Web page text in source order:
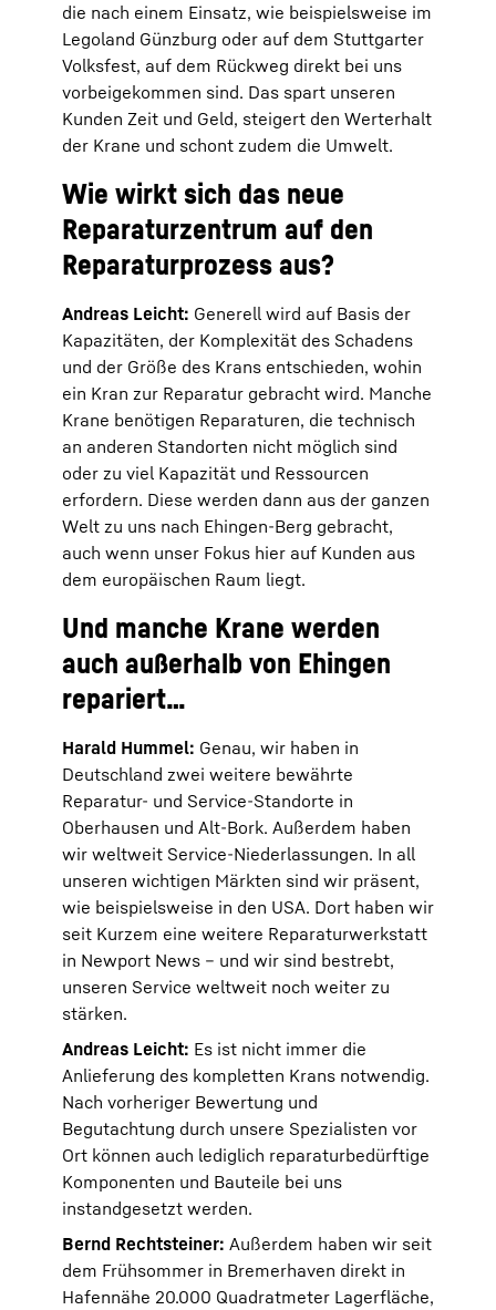
die nach einem Einsatz, wie beispielsweise im
Legoland Günzburg oder auf dem Stuttgarter
Volksfest, auf dem Rückweg direkt bei uns
vorbeigekommen sind. Das spart unseren
Kunden Zeit und Geld, steigert den Werterhalt
der Krane und schont zudem die Umwelt.
Wie wirkt sich das neue
Reparaturzentrum auf den
Reparaturprozess aus?
Andreas Leicht: Generell wird auf Basis der
Kapazitäten, der Komplexität des Schadens
und der Größe des Krans entschieden, wohin
ein Kran zur Reparatur gebracht wird. Manche
Krane benötigen Reparaturen, die technisch
an anderen Standorten nicht möglich sind
oder zu viel Kapazität und Ressourcen
erfordern. Diese werden dann aus der ganzen
Welt zu uns nach Ehingen-Berg gebracht,
auch wenn unser Fokus hier auf Kunden aus
dem europäischen Raum liegt.
Und manche Krane werden
auch außerhalb von Ehingen
repariert…
Harald Hummel: Genau, wir haben in
Deutschland zwei weitere bewährte
Reparatur- und Service-Standorte in
Oberhausen und Alt-Bork. Außerdem haben
wir weltweit Service-Niederlassungen. In all
unseren wichtigen Märkten sind wir präsent,
wie beispielsweise in den USA. Dort haben wir
seit Kurzem eine weitere Reparaturwerkstatt
in Newport News – und wir sind bestrebt,
unseren Service weltweit noch weiter zu
stärken.
Andreas Leicht: Es ist nicht immer die
Anlieferung des kompletten Krans notwendig.
Nach vorheriger Bewertung und
Begutachtung durch unsere Spezialisten vor
Ort können auch lediglich reparaturbedürftige
Komponenten und Bauteile bei uns
instandgesetzt werden.
Bernd Rechtsteiner: Außerdem haben wir seit
dem Frühsommer in Bremerhaven direkt in
Hafennähe 20.000 Quadratmeter Lagerfläche,